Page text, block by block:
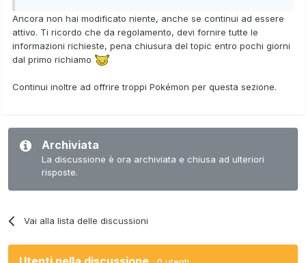
Ancora non hai modificato niente, anche se continui ad essere
attivo. Ti ricordo che da regolamento, devi fornire tutte le
informazioni richieste, pena chiusura del topic entro pochi giorni
dal primo richiamo
Continui inoltre ad offrire troppi Pokémon per questa sezione.
Archiviata
La discussione è ora archiviata e chiusa ad ulteriori
risposte.
Vai alla lista delle discussioni